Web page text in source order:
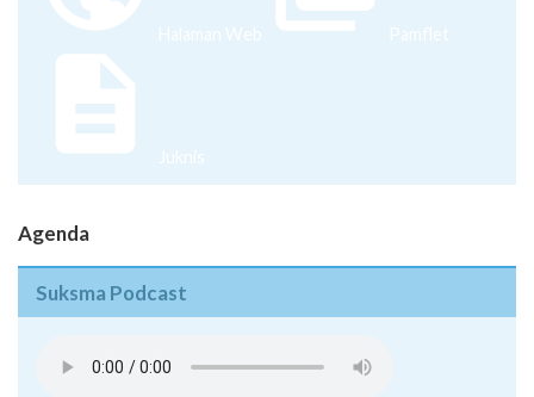
Halaman Web Pamflet
Juknis
Agenda
Suksma Podcast